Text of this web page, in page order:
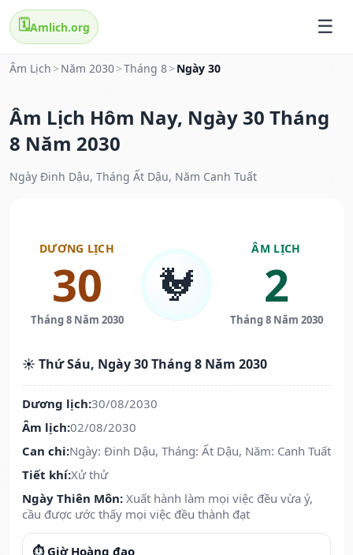
🗓️Amlich.org
Âm Lịch > Năm 2030>Tháng 8> Ngày 30
Âm Lịch Hôm Nay, Ngày 30 Tháng
8 Năm 2030
Ngày Đinh Dậu, Tháng Ất Dậu, Năm Canh Tuất
DƯƠNG LỊCH
30
Tháng 8 Năm 2030
🐓
ÂM LỊCH
2
Tháng 8 Năm 2030
☀️ Thứ Sáu, Ngày 30 Tháng 8 Năm 2030
Dương lịch:30/08/2030
Âm lịch:02/08/2030
Can chi:Ngày: Đinh Dậu, Tháng: Ất Dậu, Năm: Canh Tuất
Tiết khí:Xử thử
Ngày Thiên Môn: Xuất hành làm mọi việc đều vừa ý,
cầu được ước thấy mọi việc đều thành đạt
⏱️ Giờ Hoàng đạo